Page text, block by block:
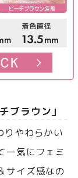
ブラウン」
りやわらかい
一気にフェミ
サイズ感なの